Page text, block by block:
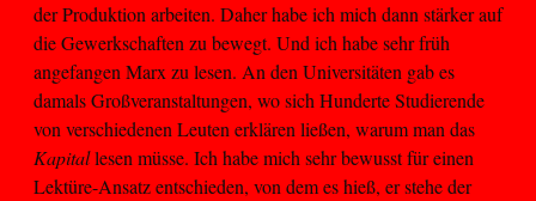
der Produktion arbeiten. Daher habe ich mich dann stärker auf
die Gewerkschaften zu bewegt. Und ich habe sehr früh
angefangen Marx zu lesen. An den Universitäten gab es
damals Großveranstaltungen, wo sich Hunderte Studierende
von verschiedenen Leuten erklären ließen, warum man das
Kapitallesen müsse. Ich habe mich sehr bewusst für einen
Lektüre-Ansatz entschieden, von dem es hieß, er stehe der